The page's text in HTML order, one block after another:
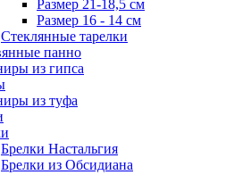
Размер 21-18,5 см
Размер 16 - 14 см
Стеклянные тарелки
панно
из гипса
из туфа
Брелки Настальгия
Брелки из Обсидиана